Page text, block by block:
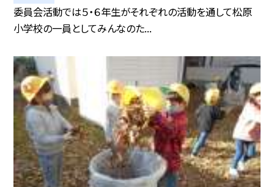
委員会活動では５・６年生がそれぞれの活動を通して松原
小学校の一員としてみんなのた...